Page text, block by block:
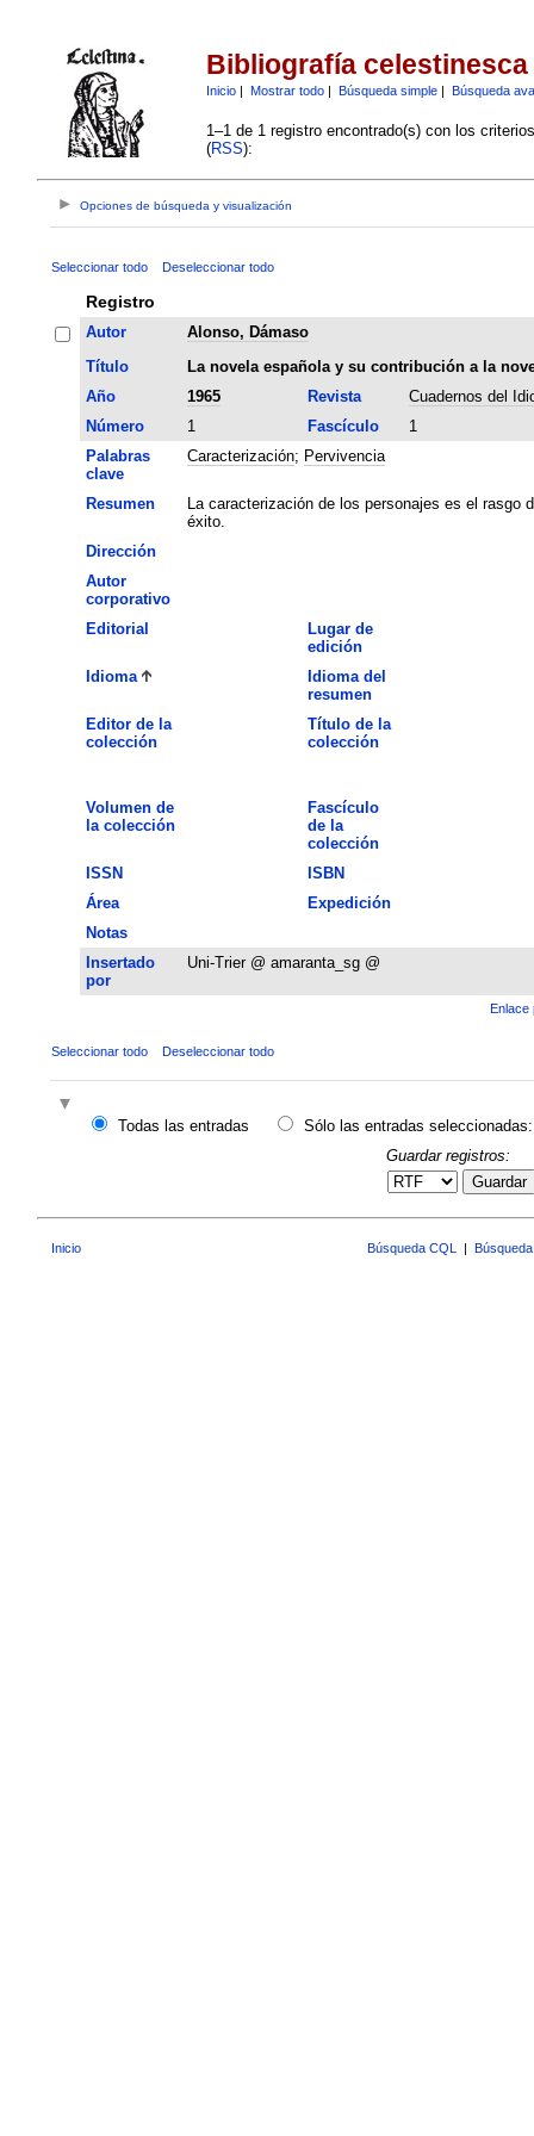
Bibliografía celestinesca
Inicio| Mostrar todo| Búsqueda simple| Búsqueda
1–1 de 1 registro encontrado(s) con los
(RSS):
Opciones de búsqueda y visualización
Seleccionar todo Deseleccionar todo
Registro
Autor
Alonso, Dámaso
Título
La novela española y su contribución a la
Año
1965 Revista
Cuadernos del
Número
1 Fascículo
1
Palabras
clave
Caracterización; Pervivencia
Resumen
La caracterización de los personajes es el rasgo
éxito.
Dirección
Autor
corporativo
Editorial
Lugar de
edición
Idioma
Idioma del
resumen
Editor de la
colección
Título de la
colección
Volumen de
la colección
Fascículo
de la
colección
ISSN
ISBN
Área
Expedición
Notas
Insertado
por
Uni-Trier @ amaranta_sg @
Enlace
Seleccionar todo Deseleccionar todo
Todas las entradas
Sólo las entradas seleccionadas:
Guardar registros:
Guardar
Inicio Búsqueda CQL